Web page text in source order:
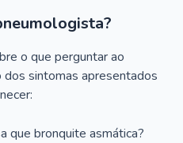
o que perguntar ao
sintomas apresentados
que bronquite asmática?